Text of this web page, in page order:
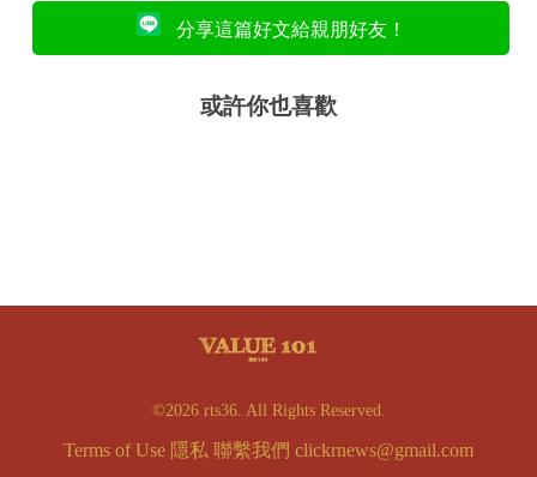
分享這篇好文給親朋好友！
或許你也喜歡
©2026 rts36. All Rights Reserved.
Terms of Use 隱私 聯繫我們 clickrnews@gmail.com